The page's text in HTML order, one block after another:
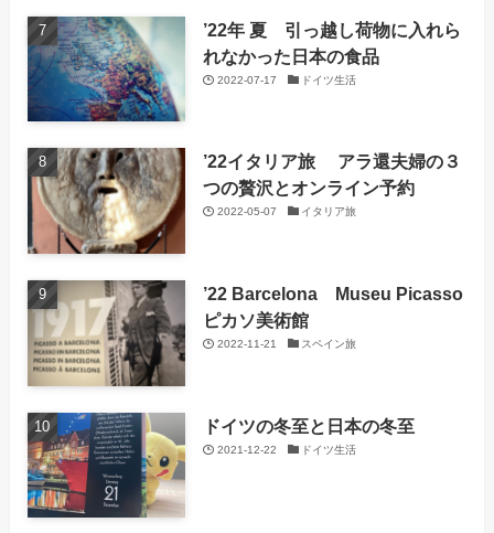
’22年 夏 引っ越し荷物に入れら
れなかった日本の食品
2022-07-17 ドイツ生活
’22イタリア旅 アラ還夫婦の３
つの贅沢とオンライン予約
2022-05-07 イタリア旅
’22 Barcelona Museu Picasso
ピカソ美術館
2022-11-21 スペイン旅
ドイツの冬至と日本の冬至
2021-12-22 ドイツ生活